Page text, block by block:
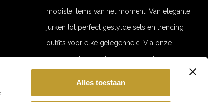
Alles toestaan
mooiste items van het moment. Van elegante
jurken tot perfect gestylde sets en trending
outfits voor elke gelegenheid. Via onze
socials delen we dagelijks inspiratie en